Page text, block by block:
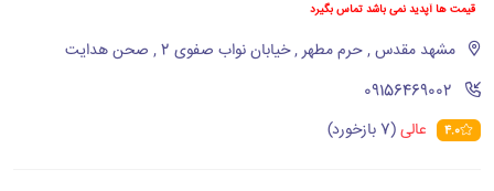
قیمت ها آپدید نمی باشد تماس بگیرد
مشهد مقدس , حرم مطهر , خیابان نواب صفوی 2 , صحن هدایت
‪09156469002‬
4.0 عالی(7 بازخورد)